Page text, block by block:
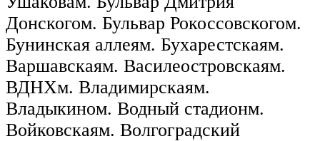
Донскогом. Бульвар Рокоссовскогом.
Бунинская аллеям. Бухарестскаям.
Варшавскаям. Василеостровскаям.
ВДНХм. Владимирскаям.
Владыкином. Водный стадионм.
Войковскаям. Волгоградский